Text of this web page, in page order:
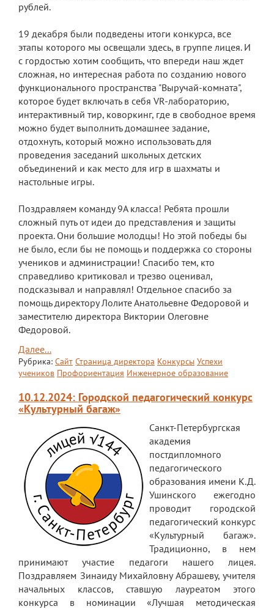
рублей.
19 декабря были подведены итоги конкурса, все
этапы которого мы освещали здесь, в группе лицея. И
с гордостью хотим сообщить, что впереди наш ждет
сложная, но интересная работа по созданию нового
функционального пространства "Выручай-комната",
которое будет включать в себя VR-лабораторию,
интерактивный тир, коворкинг, где в свободное время
можно будет выполнить домашнее задание,
отдохнуть, который можно использовать для
проведения заседаний школьных детских
объединений и как место для игр в шахматы и
настольные игры.
Поздравляем команду 9А класса! Ребята прошли
сложный путь от идеи до представления и защиты
проекта. Они большие молодцы! Но этой победы бы
не было, если бы не помощь и поддержка со стороны
учеников и администрации! Спасибо тем, кто
справедливо критиковал и трезво оценивал,
подсказывал и направлял! Отдельное спасибо за
помощь директору Лолите Анатольевне Федоровой и
заместителю директора Виктории Олеговне
Федоровой.
Далее...
Рубрика: Сайт Страница директора Конкурсы Успехи
учеников Профориентация Инженерное образование
10.12.2024: Городской педагогический конкурс
«Культурный багаж»
Санкт-Петербургская
академия
постдипломного
педагогического
образования имени К.Д.
Ушинского ежегодно
проводит городской
педагогический конкурс
«Культурный багаж».
Традиционно, в нем
принимают участие педагоги нашего лицея.
Поздравляем Зинаиду Михайловну Абрашеву, учителя
начальных классов, ставшую лауреатом этого
конкурса в номинации «Лучшая методическая